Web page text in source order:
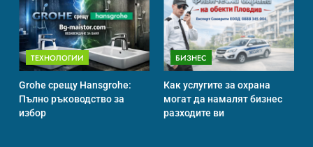
Забаба
ИСТОРИЯ
Технологични оръжия, от
които се нуждаем, за да се
ТЕХНОЛОГИИ
Grohe срещу Hansgrohe:
Пълно ръководство за
избор
БИЗНЕС
Как услугите за охрана
могат да намалят бизнес
разходите ви